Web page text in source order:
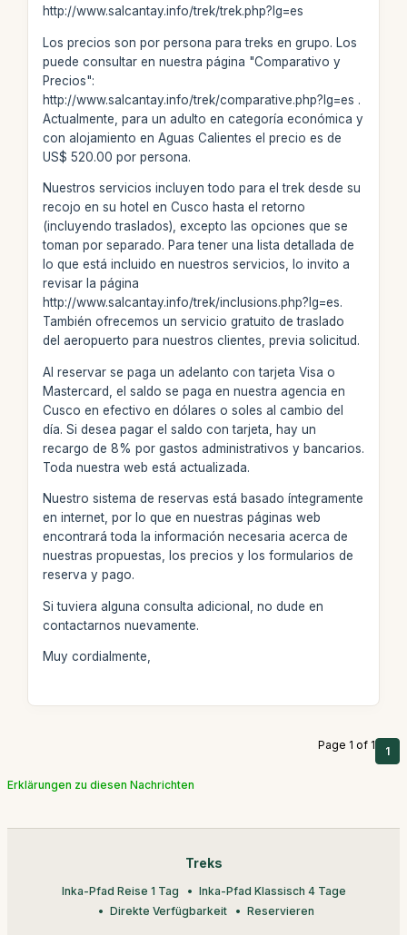
http://www.salcantay.info/trek/trek.php?lg=es
Los precios son por persona para treks en grupo. Los
puede consultar en nuestra página "Comparativo y
Precios":
http://www.salcantay.info/trek/comparative.php?lg=es .
Actualmente, para un adulto en categoría económica y
con alojamiento en Aguas Calientes el precio es de
US$ 520.00 por persona.
Nuestros servicios incluyen todo para el trek desde su
recojo en su hotel en Cusco hasta el retorno
(incluyendo traslados), excepto las opciones que se
toman por separado. Para tener una lista detallada de
lo que está incluido en nuestros servicios, lo invito a
revisar la página
http://www.salcantay.info/trek/inclusions.php?lg=es.
También ofrecemos un servicio gratuito de traslado
del aeropuerto para nuestros clientes, previa solicitud.
Al reservar se paga un adelanto con tarjeta Visa o
Mastercard, el saldo se paga en nuestra agencia en
Cusco en efectivo en dólares o soles al cambio del
día. Si desea pagar el saldo con tarjeta, hay un
recargo de 8% por gastos administrativos y bancarios.
Toda nuestra web está actualizada.
Nuestro sistema de reservas está basado íntegramente
en internet, por lo que en nuestras páginas web
encontrará toda la información necesaria acerca de
nuestras propuestas, los precios y los formularios de
reserva y pago.
Si tuviera alguna consulta adicional, no dude en
contactarnos nuevamente.
Muy cordialmente,
Page 1 of 1 1
Erklärungen zu diesen Nachrichten
Treks
Inka-Pfad Reise 1 Tag
Inka-Pfad Klassisch 4 Tage
Direkte Verfügbarkeit
Reservieren